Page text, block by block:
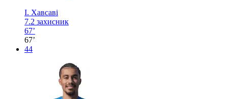
І. Хавсаві
7.2 захисник
67’
67’
44